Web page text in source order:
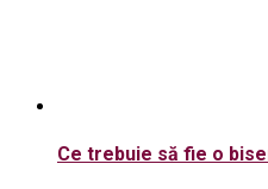
Ce trebuie să fie o